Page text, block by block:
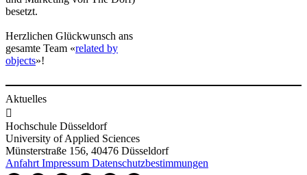
besetzt.
Herzlichen Glückwunsch ans
gesamte Team «related by
objects​»!​​
Aktuelles

Hochschule Düsseldorf
University of Applied Sciences
Münsterstraße 156, 40476 Düsseldorf
Anfahrt Impressum Datenschutzbestimmungen